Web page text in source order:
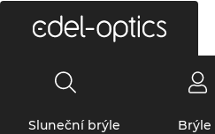
Sluneční brýle Brýle